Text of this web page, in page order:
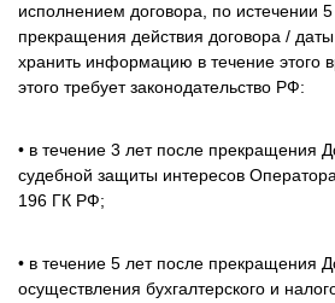
исполнением договора, по истечении
прекращения действия договора /
хранить информацию в течение этого
этого требует законодательство РФ:
• в течение 3 лет после прекращения
судебной защиты интересов Оператора
196 ГК РФ;
• в течение 5 лет после прекращения
осуществления бухгалтерского и